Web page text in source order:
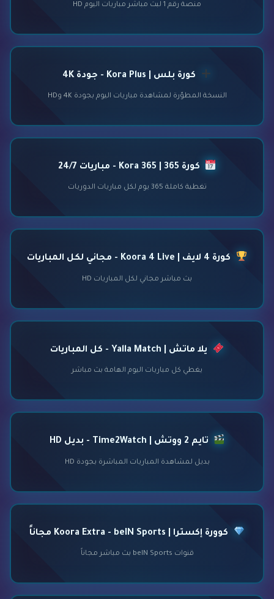
منصة رقم 1 لبث مباشر مباريات اليوم HD
كورة بلس | Kora Plus - جودة 4K
النسخة المطوّرة لمشاهدة مباريات اليوم بجودة 4K وHD
كورة 365 | Kora 365 - مباريات 24/7
تغطية كاملة 365 يوم لكل مباريات الدوريات
كورة 4 لايف | Koora 4 Live - مجاني لكل المباريات
بث مباشر مجاني لكل المباريات HD
يلا ماتش | Yalla Match - كل المباريات
يغطي كل مباريات اليوم الهامة بث مباشر
تايم 2 ووتش | Time2Watch - بديل HD
بديل لمشاهدة المباريات المباشرة بجودة HD
كوورة إكسترا | Koora Extra - beIN Sports مجاناً
قنوات beIN Sports بث مباشر مجاناً